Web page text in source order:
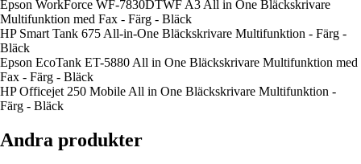
Epson WorkForce WF-7830DTWF A3 All in One Bläckskrivare
Multifunktion med Fax - Färg - Bläck
HP Smart Tank 675 All-in-One Bläckskrivare Multifunktion - Färg -
Bläck
Epson EcoTank ET-5880 All in One Bläckskrivare Multifunktion med
Fax - Färg - Bläck
HP Officejet 250 Mobile All in One Bläckskrivare Multifunktion -
Färg - Bläck
Andra produkter